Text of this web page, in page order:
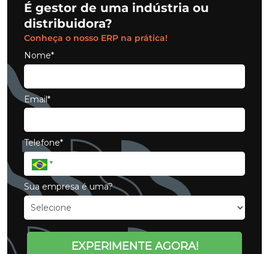
É gestor de uma indústria ou
distribuidora?
Conheça o nosso ERP na prática!
Nome*
Email*
Telefone*
Sua empresa é uma?
EXPERIMENTE AGORA!